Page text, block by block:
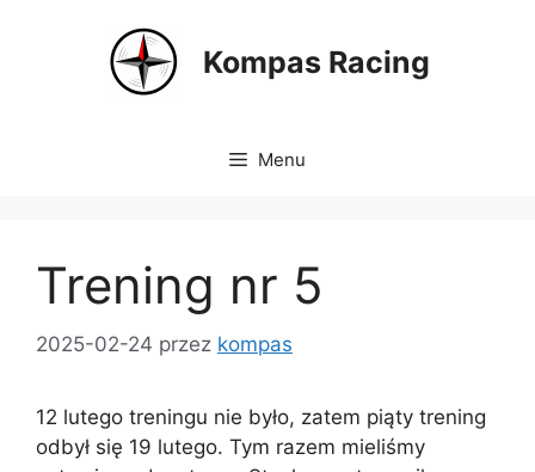
Kompas Racing
Menu
Trening nr 5
2025-02-24 przez kompas
12 lutego treningu nie było, zatem piąty trening
odbył się 19 lutego. Tym razem mieliśmy